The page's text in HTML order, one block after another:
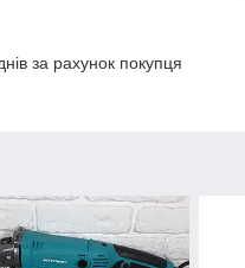
за рахунок покупця